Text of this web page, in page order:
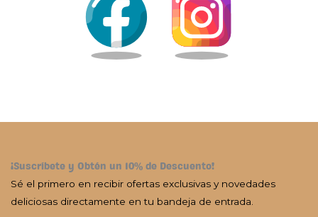
¡Suscríbete y Obtén un 10% de Descuento!
Sé el primero en recibir ofertas exclusivas y novedades
deliciosas directamente en tu bandeja de entrada.